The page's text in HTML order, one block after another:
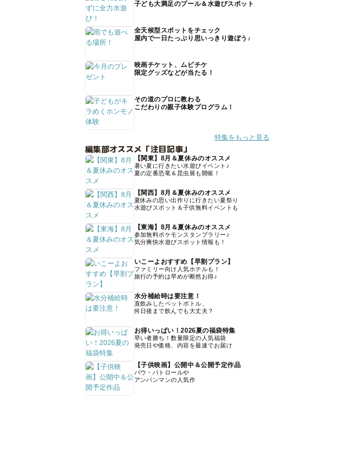
子ども大満足のプール＆水遊びスポット
全天候型スポットをチェック
屋内で一日たっぷり思いっきり遊ぼう♪
映画チケット、ムビチケ
限定グッズなどが当たる！
その道のプロに教わる
こだわりの親子体験プログラム！
特集をもっと見る
編集部オススメ「注目記事」
【関東】8月＆夏休みのオススメ
暑い夏に行きたい水遊びイベント♪
夏の定番恐竜＆昆虫展も開催！
【関西】8月＆夏休みのオススメ
夏休みの思い出作りに行きたい夏祭り
水遊びスポット＆子供無料イベントも
【東海】8月＆夏休みのオススメ
参加無料ポケモンスタンプラリー♪
気分爽快水遊びスポット情報も！
いこーよおすすめ【早割プラン】
ファミリー向け人気ホテルも！
旅行の予約は早めが断然お得♪
水分補給時は要注意！
直飲みしたペットボトル、
何日後まで飲んでも大丈夫？
お得いっぱい！2026夏の福袋特集
早い者勝ち！数量限定の人気福袋
発売日や価格、内容を最速でお届け
【子供映画】公開中＆公開予定作品
パウ・パトロールや
アンパンマンの人気作